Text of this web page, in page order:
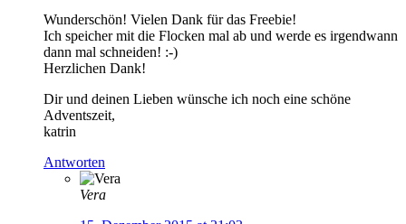
Wunderschön! Vielen Dank für das Freebie!
Ich speicher mit die Flocken mal ab und werde es irgendwann
dann mal schneiden! :-)
Herzlichen Dank!
Dir und deinen Lieben wünsche ich noch eine schöne
Adventszeit,
katrin
Antworten
Vera